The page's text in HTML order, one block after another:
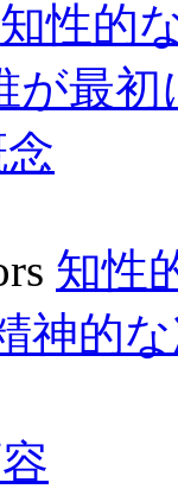
知性的
が最初
知性
神的